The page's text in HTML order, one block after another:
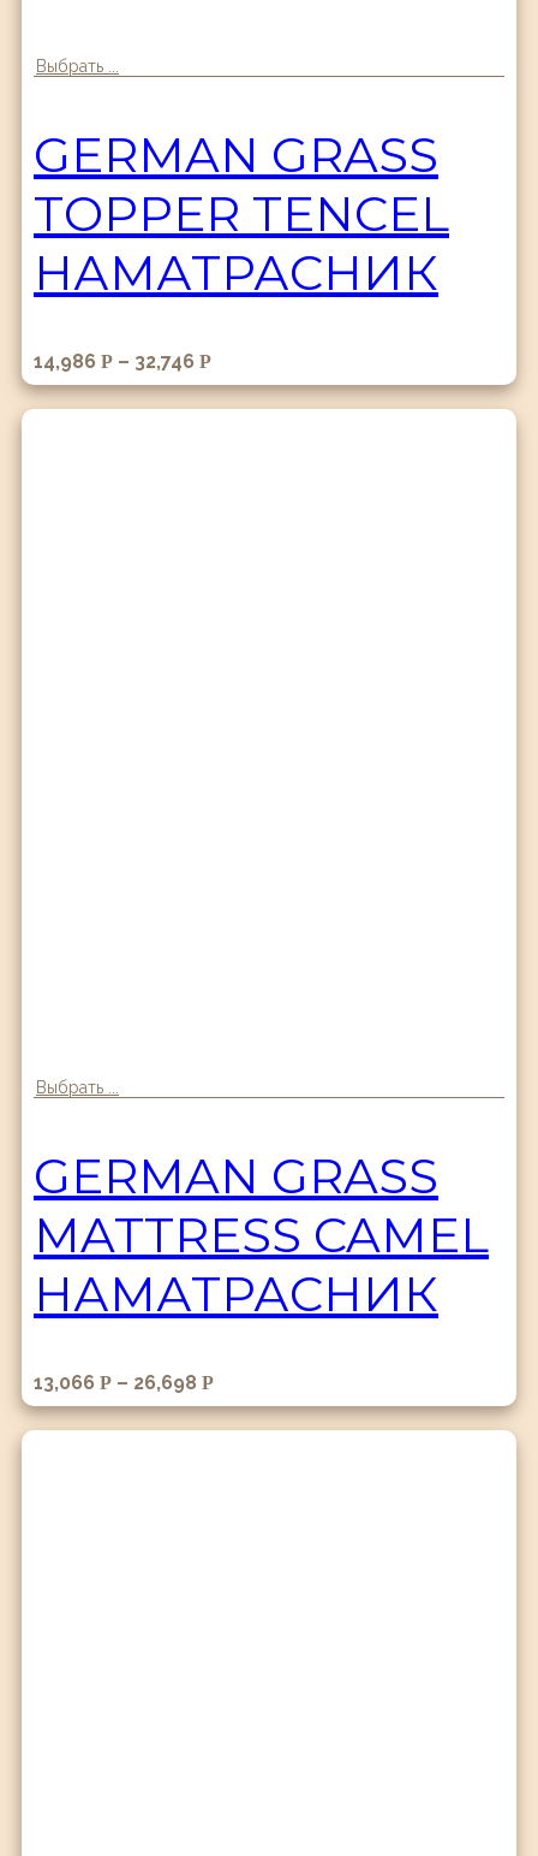
Выбрать ...
GERMAN GRASS
TOPPER TENCEL
НАМАТРАСНИК
14,986 Р – 32,746 Р
Выбрать ...
GERMAN GRASS
MATTRESS CAMEL
НАМАТРАСНИК
13,066 Р – 26,698 Р